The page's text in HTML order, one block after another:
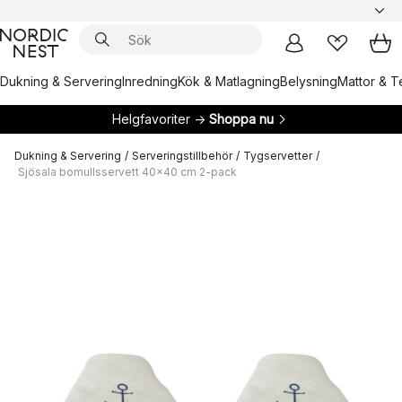
Dukning & ServeringInredningKök & MatlagningBelysningMattor &
Helgfavoriter → Shoppa nu
Dukning & Servering / Serveringstillbehör / Tygservetter /
Sjösala bomullsservett 40x40 cm 2-pack